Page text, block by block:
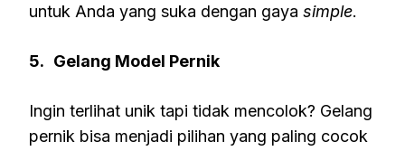
untuk Anda yang suka dengan gaya simple.
5. Gelang Model Pernik
Ingin terlihat unik tapi tidak mencolok? Gelang
pernik bisa menjadi pilihan yang paling cocok